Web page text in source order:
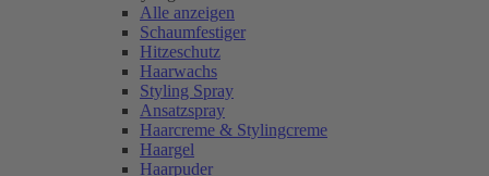
Alle anzeigen
Schaumfestiger
Hitzeschutz
Haarwachs
Styling Spray
Ansatzspray
Haarcreme & Stylingcreme
Haargel
Haarpuder